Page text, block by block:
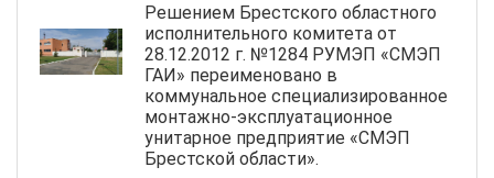
Решением Брестского областного
исполнительного комитета от
28.12.2012 г. №1284 РУМЭП «СМЭП
ГАИ» переименовано в
коммунальное специализированное
монтажно-эксплуатационное
унитарное предприятие «СМЭП
Брестской области».